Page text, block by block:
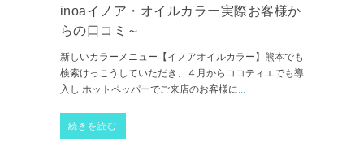
inoaイノア・オイルカラー実際お客様か
らの口コミ～
新しいカラーメニュー【イノアオイルカラー】熊本でも
検索けっこうしていただき、４月からココティエでも導
入し ホットペッパーでご来店のお客様に...
続きを読む